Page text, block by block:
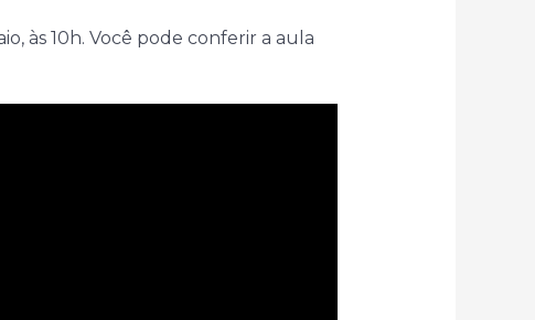
às 10h. Você pode conferir a aula